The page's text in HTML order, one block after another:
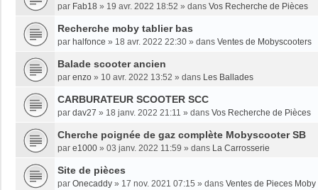
par Fab18 » 19 avr. 2022 18:52 » dans Vos Recherche de Pièces
Recherche moby tablier bas
par halfonce » 18 avr. 2022 22:30 » dans Ventes de Mobyscooters
Balade scooter ancien
par enzo » 10 avr. 2022 13:52 » dans Les Ballades
CARBURATEUR SCOOTER SCC
par dav27 » 18 janv. 2022 21:11 » dans Vos Recherche de Pièces
Cherche poignée de gaz complète Mobyscooter SB
par e1000 » 03 janv. 2022 11:59 » dans La Carrosserie
Site de pièces
par Onecaddy » 17 nov. 2021 07:15 » dans Ventes de Pieces Moby